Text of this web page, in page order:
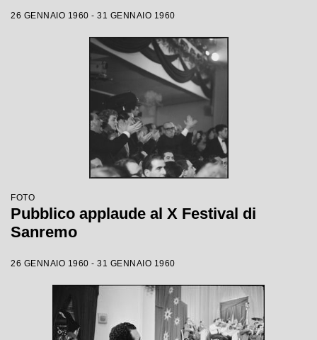
26 GENNAIO 1960 - 31 GENNAIO 1960
FOTO
Pubblico applaude al X Festival di
Sanremo
26 GENNAIO 1960 - 31 GENNAIO 1960